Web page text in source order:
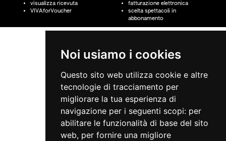
Noi usiamo i cookies
Questo sito web utilizza cookie e altre
tecnologie di tracciamento per
migliorare la tua esperienza di
navigazione per i seguenti scopi: per
abilitare le funzionalità di base del sito
web, per fornire una migliore
visualizza ricevuta
VIVAforVoucher
fatturazione elettronica
scelta spettacoli in
abbonamento